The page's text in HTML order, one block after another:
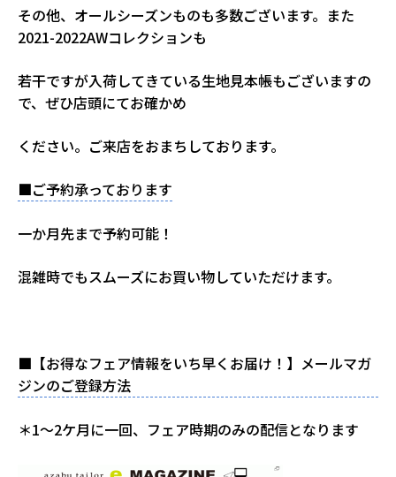
その他、オールシーズンものも多数ございます。また
2021-2022AWコレクションも
若干ですが入荷してきている生地見本帳もございますの
で、ぜひ店頭にてお確かめ
ください。ご来店をおまちしております。
■ご予約承っております
一か月先まで予約可能！
混雑時でもスムーズにお買い物していただけます。
■【お得なフェア情報をいち早くお届け！】メールマガ
ジンのご登録方法
＊1～2ケ月に一回、フェア時期のみの配信となります